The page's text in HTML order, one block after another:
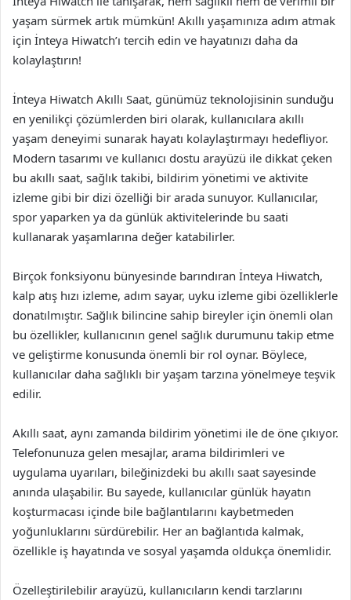
yaşam sürmek artık mümkün! Akıllı yaşamınıza adım atmak
için İnteya Hiwatch’ı tercih edin ve hayatınızı daha da
kolaylaştırın!
İnteya Hiwatch Akıllı Saat, günümüz teknolojisinin sunduğu
en yenilikçi çözümlerden biri olarak, kullanıcılara akıllı
yaşam deneyimi sunarak hayatı kolaylaştırmayı hedefliyor.
Modern tasarımı ve kullanıcı dostu arayüzü ile dikkat çeken
bu akıllı saat, sağlık takibi, bildirim yönetimi ve aktivite
izleme gibi bir dizi özelliği bir arada sunuyor. Kullanıcılar,
spor yaparken ya da günlük aktivitelerinde bu saati
kullanarak yaşamlarına değer katabilirler.
Birçok fonksiyonu bünyesinde barındıran İnteya Hiwatch,
kalp atış hızı izleme, adım sayar, uyku izleme gibi özelliklerle
donatılmıştır. Sağlık bilincine sahip bireyler için önemli olan
bu özellikler, kullanıcının genel sağlık durumunu takip etme
ve geliştirme konusunda önemli bir rol oynar. Böylece,
kullanıcılar daha sağlıklı bir yaşam tarzına yönelmeye teşvik
edilir.
Akıllı saat, aynı zamanda bildirim yönetimi ile de öne çıkıyor.
Telefonunuza gelen mesajlar, arama bildirimleri ve
uygulama uyarıları, bileğinizdeki bu akıllı saat sayesinde
anında ulaşabilir. Bu sayede, kullanıcılar günlük hayatın
koşturmacası içinde bile bağlantılarını kaybetmeden
yoğunluklarını sürdürebilir. Her an bağlantıda kalmak,
özellikle iş hayatında ve sosyal yaşamda oldukça önemlidir.
Özelleştirilebilir arayüzü, kullanıcıların kendi tarzlarını